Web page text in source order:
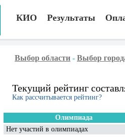
КИО Результаты
Выбор области - Выбор
Текущий рейтинг
Как рассчитывается рейтинг?
Олимпиада
Нет участий в олимпиадах